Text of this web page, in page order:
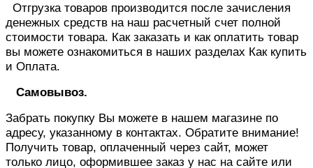
Отгрузка товаров производится после зачисления
денежных средств на наш расчетный счет полной
стоимости товара. Как заказать и как оплатить товар
вы можете ознакомиться в наших разделах Как купить
и Оплата.
Самовывоз.
Забрать покупку Вы можете в нашем магазине по
адресу, указанному в контактах. Обратите внимание!
Получить товар, оплаченный через сайт, может
только лицо, оформившее заказ у нас на сайте или